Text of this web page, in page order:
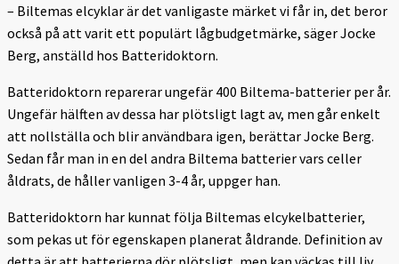
– Biltemas elcyklar är det vanligaste märket vi får in, det beror
också på att varit ett populärt lågbudgetmärke, säger Jocke
Berg, anställd hos Batteridoktorn.
Batteridoktorn reparerar ungefär 400 Biltema-batterier per år.
Ungefär hälften av dessa har plötsligt lagt av, men går enkelt
att nollställa och blir användbara igen, berättar Jocke Berg.
Sedan får man in en del andra Biltema batterier vars celler
åldrats, de håller vanligen 3-4 år, uppger han.
Batteridoktorn har kunnat följa Biltemas elcykelbatterier,
som pekas ut för egenskapen planerat åldrande. Definition av